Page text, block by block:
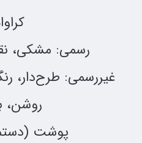
رسمی: مشکی،
غیررسمی: طرح‌دار،
روشن،
پوشت